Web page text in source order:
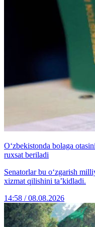
O‘zbekistonda bolaga
ruxsat beriladi
Senatorlar bu o‘zgarish
xizmat qilishini ta’kidladi.
14:58 / 08.08.2026